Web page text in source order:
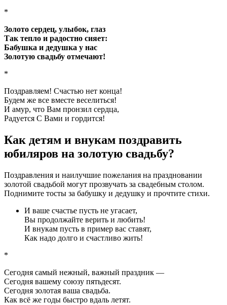
*
Золото сердец, улыбок, глаз
Так тепло и радостно сияет:
Бабушка и дедушка у нас
Золотую свадьбу отмечают!
*
Поздравляем! Счастью нет конца!
Будем же все вместе веселиться!
И амур, что Вам пронзил сердца,
Радуется С Вами и гордится!
Как детям и внукам поздравить
юбиляров на золотую свадьбу?
Поздравления и наилучшие пожелания на праздновании
золотой свадьбой могут прозвучать за свадебным столом.
Поднимите тосты за бабушку и дедушку и прочтите стихи.
И ваше счастье пусть не угасает,
Вы продолжайте верить и любить!
И внукам пусть в пример вас ставят,
Как надо долго и счастливо жить!
*
Сегодня самый нежный, важный праздник —
Сегодня вашему союзу пятьдесят.
Сегодня золотая ваша свадьба.
Как всё же годы быстро вдаль летят.